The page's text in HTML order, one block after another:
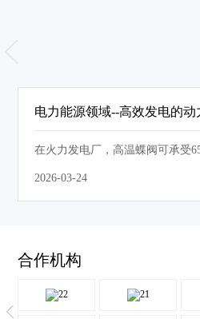
电力能源领域--高效发电的动
在火力发电厂，高温蝶阀可承受
2026-03-24
合作机构